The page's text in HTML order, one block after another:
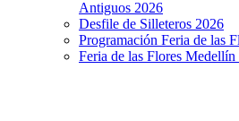
Antiguos 2026
Desfile de Silleteros 2026
Programación Feria de las
Feria de las Flores Medellín